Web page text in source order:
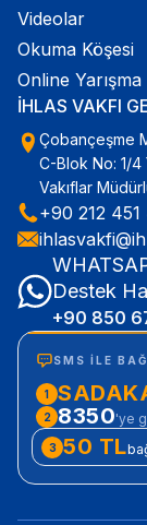
Videolar
Okuma Köşesi
Online
İHLAS VAKFI
Çobançeşme
C-Blok No: 1/
Vakıflar
+90 212
Destek
+90 850
SMS ILE
1
2 8350'ye
3 50 TL